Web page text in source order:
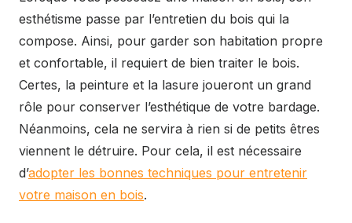
esthétisme passe par l’entretien du bois qui la
compose. Ainsi, pour garder son habitation propre
et confortable, il requiert de bien traiter le bois.
Certes, la peinture et la lasure joueront un grand
rôle pour conserver l’esthétique de votre bardage.
Néanmoins, cela ne servira à rien si de petits êtres
viennent le détruire. Pour cela, il est nécessaire
d’adopter les bonnes techniques pour entretenir
votre maison en bois.